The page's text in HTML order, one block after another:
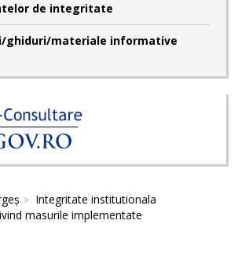
de integritate
ghiduri/materiale informative
Integritate institutionala
masurile implementate